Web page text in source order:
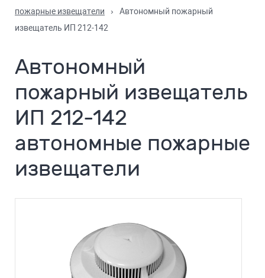
пожарные извещатели
›
Автономный пожарный
извещатель ИП 212-142
Автономный
пожарный извещатель
ИП 212-142
автономные пожарные
извещатели